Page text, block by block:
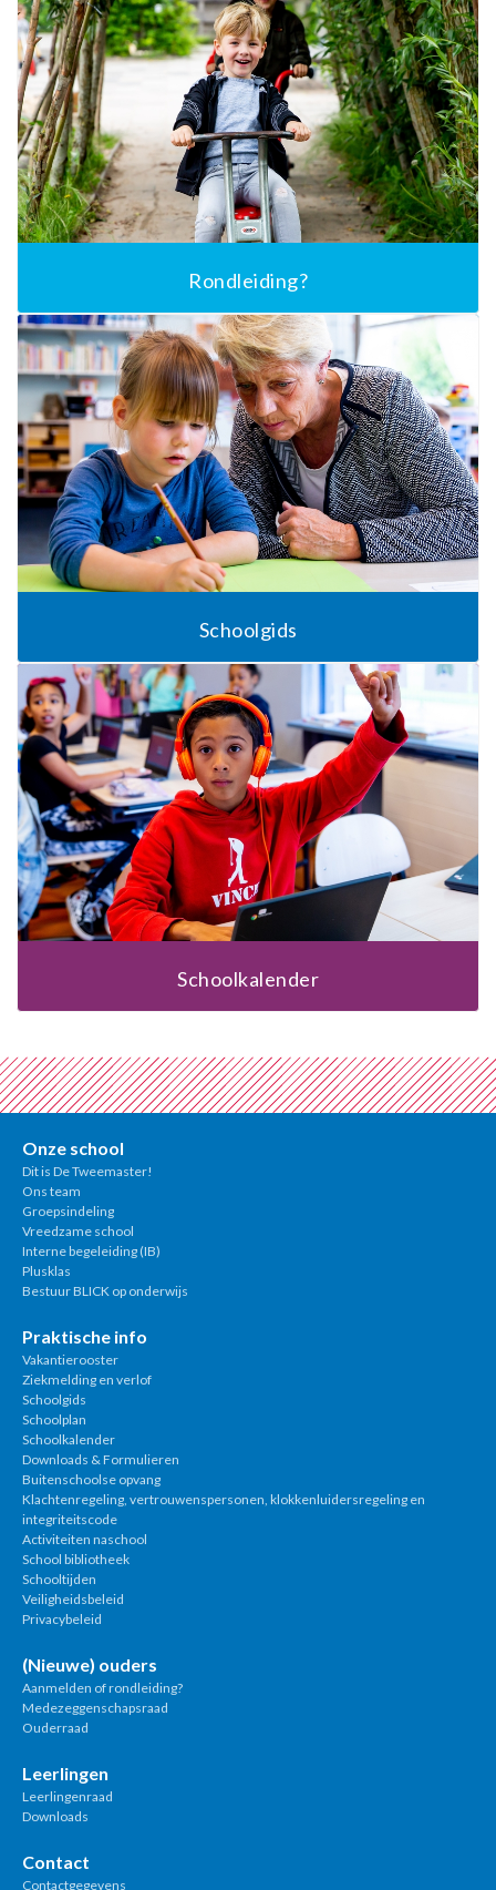
Rondleiding?
Schoolgids
Schoolkalender
Onze school
Dit is De Tweemaster!
Ons team
Groepsindeling
Vreedzame school
Interne begeleiding (IB)
Plusklas
Bestuur BLICK op onderwijs
Praktische info
Vakantierooster
Ziekmelding en verlof
Schoolgids
Schoolplan
Schoolkalender
Downloads & Formulieren
Buitenschoolse opvang
Klachtenregeling, vertrouwenspersonen, klokkenluidersregeling en
integriteitscode
Activiteiten naschool
School bibliotheek
Schooltijden
Veiligheidsbeleid
Privacybeleid
(Nieuwe) ouders
Aanmelden of rondleiding?
Medezeggenschapsraad
Ouderraad
Leerlingen
Leerlingenraad
Downloads
Contact
Contactgegevens